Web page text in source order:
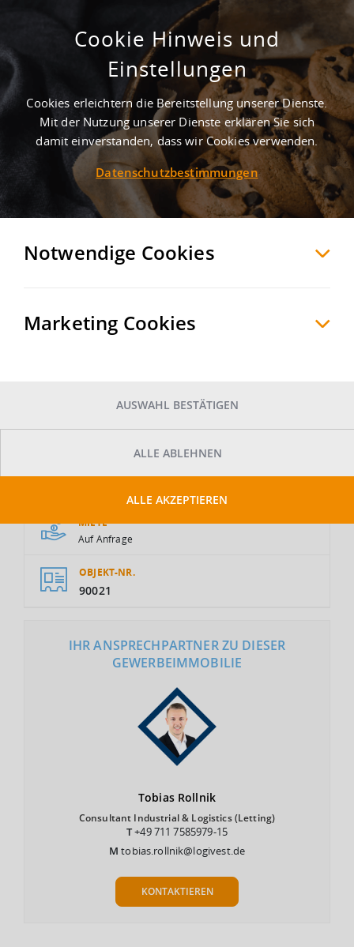
Lager- und Logistikhalle in Bretzfeld
direkt an der A 81
BretzfeldHohenlohekreis, Deutschland
MERKEN VERGLEICHEN EXPORT PDF
MIETE
Auf Anfrage
OBJEKT-NR.
90021
IHR ANSPRECHPARTNER ZU DIESER
GEWERBEIMMOBILIE
Tobias Rollnik
Consultant Industrial & Logistics (Letting)
T+49 711 7585979-15
Mtobias.rollnik@logivest.de
KONTAKTIEREN
Cookie Hinweis und
Einstellungen
Cookies erleichtern die Bereitstellung unserer Dienste.
Mit der Nutzung unserer Dienste erklären Sie sich
damit einverstanden, dass wir Cookies verwenden.
Datenschutzbestimmungen
Notwendige Cookies
Marketing Cookies
AUSWAHL BESTÄTIGEN
ALLE ABLEHNEN
ALLE AKZEPTIEREN